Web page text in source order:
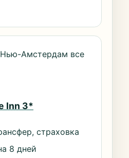
Амстердам все
Inn 3*
страховка
8 дней